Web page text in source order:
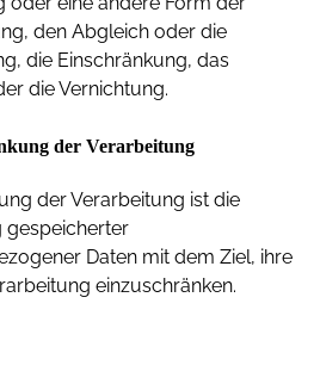
den Abgleich oder die
die Einschränkung, das
die Vernichtung.
der Verarbeitung
der Verarbeitung ist die
gespeicherter
Daten mit dem Ziel, ihre
einzuschränken.